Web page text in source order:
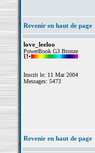
Revenir en haut de page
love_leeloo
PowerBook G3 Bronze
Inscrit le: 11 Mar 2004
Messages: 5473
Revenir en haut de page